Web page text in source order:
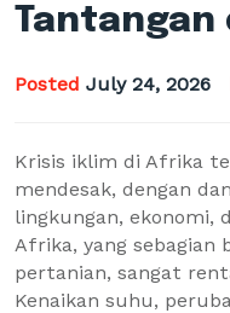
Tantangan
Posted July 24, 2026
Krisis iklim di Afrika
mendesak, dengan
lingkungan, ekonomi,
Afrika, yang sebagian
pertanian, sangat
Kenaikan suhu,